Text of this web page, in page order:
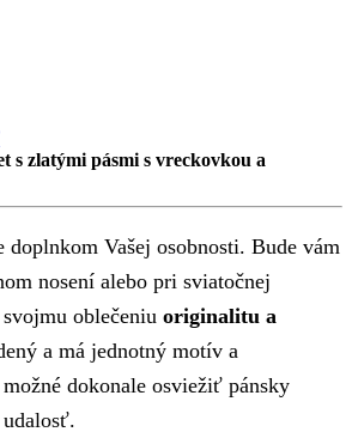
s zlatými pásmi s vreckovkou a
doplnkom Vašej osobnosti. Bude vám
nosení alebo pri sviatočnej
oblečeniu originalitu a
a má jednotný motív a
dokonale osviežiť pánsky